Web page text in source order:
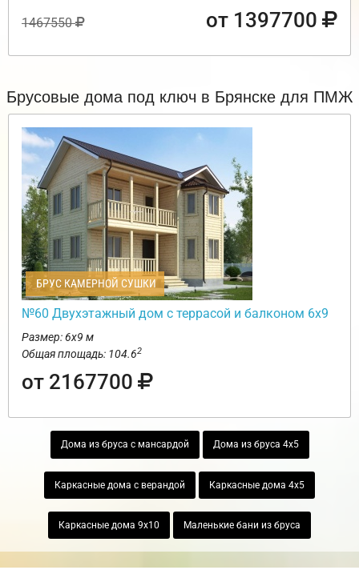
1467550 от 1397700
Брусовые дома под ключ в Брянске для ПМЖ
БРУС КАМЕРНОЙ СУШКИ
№60 Двухэтажный дом с террасой и балконом 6х9
Размер: 6х9 м
Общая площадь: 104.62
от 2167700
Дома из бруса с мансардой Дома из бруса 4х5
Каркасные дома с верандой Каркасные дома 4х5
Каркасные дома 9х10 Маленькие бани из бруса